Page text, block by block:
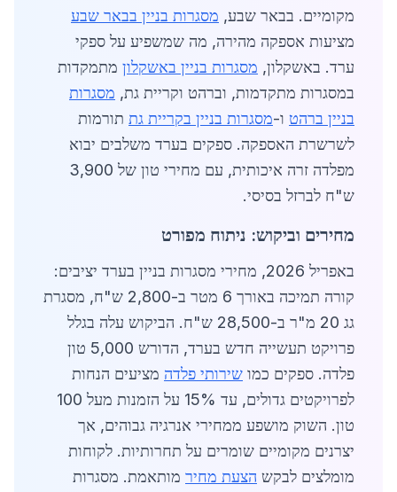
מקומיים. בבאר שבע, מסגרות בניין בבאר שבע
מציעות אספקה מהירה, מה שמשפיע על ספקי
ערד. באשקלון, מסגרות בניין באשקלון מתמקדות
במסגרות מתקדמות, וברהט וקריית גת, מסגרות
בניין ברהט ו-מסגרות בניין בקריית גת תורמות
לשרשרת האספקה. ספקים בערד משלבים יבוא
מפלדה זרה איכותית, עם מחירי טון של 3,900
ש"ח לברזל בסיסי.
מחירים וביקוש: ניתוח מפורט
באפריל 2026, מחירי מסגרות בניין בערד יציבים:
קורה תמיכה באורך 6 מטר ב-2,800 ש"ח, מסגרת
גג 20 מ"ר ב-28,500 ש"ח. הביקוש עלה בגלל
פרויקט תעשייה חדש בערד, הדורש 5,000 טון
פלדה. ספקים כמו שירותי פלדה מציעים הנחות
לפרויקטים גדולים, עד 15% על הזמנות מעל 100
טון. השוק מושפע ממחירי אנרגיה גבוהים, אך
יצרנים מקומיים שומרים על תחרותיות. לקוחות
מומלצים לבקש הצעת מחיר מותאמת. מסגרות